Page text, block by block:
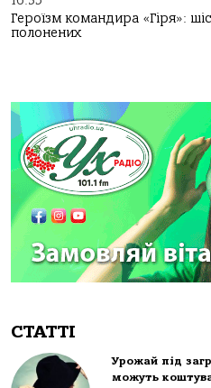
Героїзм командира «Гіря»:
полонених
СТАТТІ
Урожай під
можуть